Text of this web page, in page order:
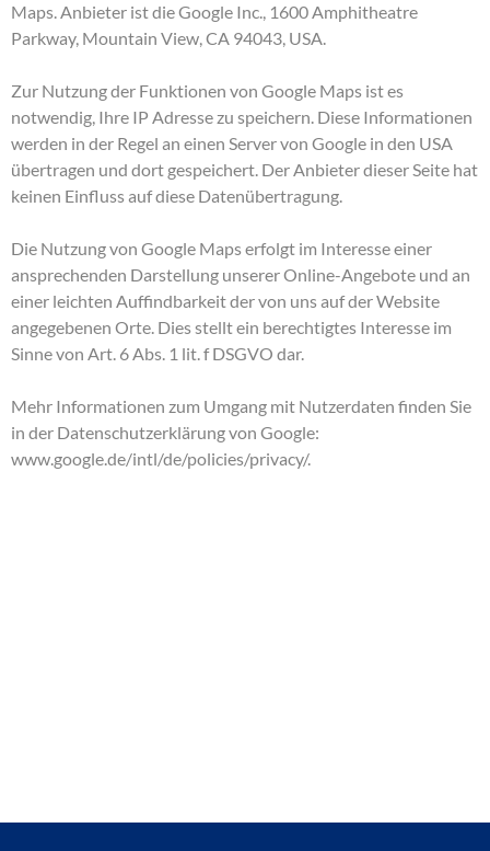
Maps. Anbieter ist die Google Inc., 1600 Amphitheatre
Parkway, Mountain View, CA 94043, USA.
Zur Nutzung der Funktionen von Google Maps ist es
notwendig, Ihre IP Adresse zu speichern. Diese Informationen
werden in der Regel an einen Server von Google in den USA
übertragen und dort gespeichert. Der Anbieter dieser Seite hat
keinen Einfluss auf diese Datenübertragung.
Die Nutzung von Google Maps erfolgt im Interesse einer
ansprechenden Darstellung unserer Online-Angebote und an
einer leichten Auffindbarkeit der von uns auf der Website
angegebenen Orte. Dies stellt ein berechtigtes Interesse im
Sinne von Art. 6 Abs. 1 lit. f DSGVO dar.
Mehr Informationen zum Umgang mit Nutzerdaten finden Sie
in der Datenschutzerklärung von Google:
www.google.de/intl/de/policies/privacy/.